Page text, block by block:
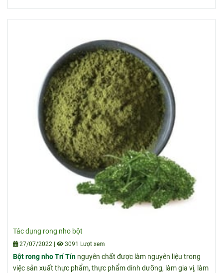
Tác dụng rong nho bột
27/07/2022 | 3091 Lượt xem
Bột rong nho Trí Tín nguyên chất được làm nguyên liệu trong
việc sản xuất thực phẩm, thực phẩm dinh dưỡng, làm gia vị, làm